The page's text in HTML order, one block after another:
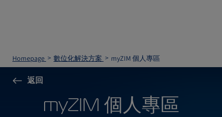
Homepage 數位化解決方案 myZIM 個人專區
返回
myZIM 個人專區